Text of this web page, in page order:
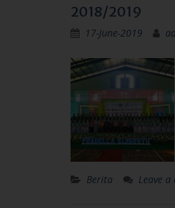
2018/2019
17-June-2019
Berita Leave